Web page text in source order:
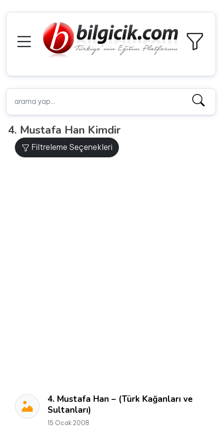
4. Mustafa Han Kimdir
Filtreleme Seçenekleri
4. Mustafa Han – (Türk Kağanları ve
Sultanları)
15 Ocak 2008